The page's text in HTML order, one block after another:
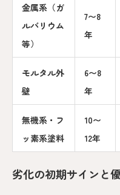
金属系（ガ
ルバリウム
等）
7〜8
年
モルタル外
壁
6〜8
年
無機系・フ
ッ素系塗料
10〜
12年
劣化の初期サインと